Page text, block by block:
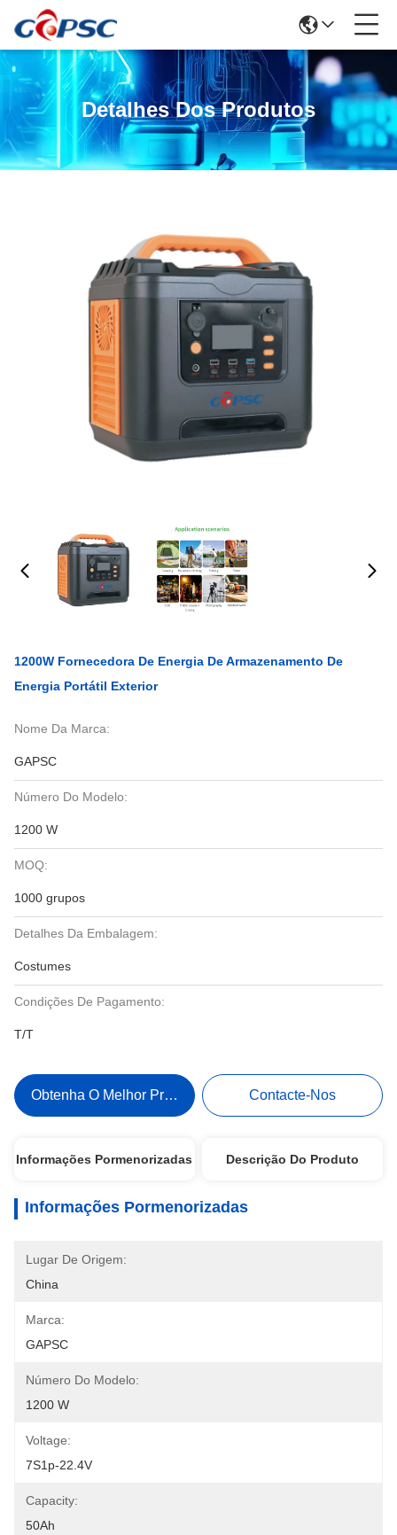
Detalhes Dos Produtos
1200W Fornecedora De Energia De Armazenamento De
Energia Portátil Exterior
Nome Da Marca:
GAPSC
Número Do Modelo:
1200 W
MOQ:
1000 grupos
Detalhes Da Embalagem:
Costumes
Condições De Pagamento:
T/T
Obtenha O Melhor Preço Contacte-Nos
Informações Pormenorizadas Descrição Do Produto
Informações Pormenorizadas
Lugar De Origem:
China
Marca:
GAPSC
Número Do Modelo:
1200 W
Voltage:
7S1p-22.4V
Capacity:
50Ah